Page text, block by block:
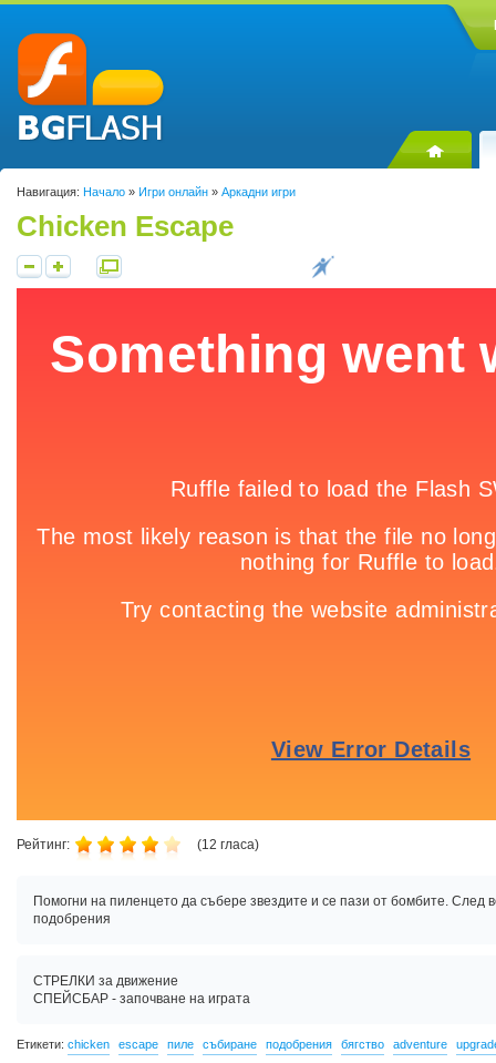
Навигация: Начало » Игри онлайн » Аркадни игри
Chicken Escape
Рейтинг: (12 гласа)
Помогни на пиленцето да събере звездите и се пази от бомбите. След
подобрения
СТРЕЛКИ за движение
СПЕЙСБАР - започване на играта
Етикети: chicken escape пиле събиране подобрения бягство adventure